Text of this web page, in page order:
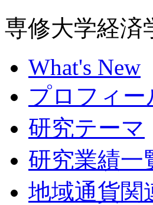
専修大学経済
What's New
プロフィー
研究テーマ
研究業績一
地域通貨関